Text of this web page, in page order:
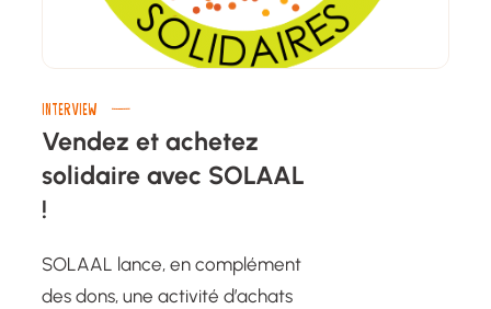
INTERVIEW
Vendez et achetez
solidaire avec SOLAAL
!
SOLAAL lance, en complément
des dons, une activité d’achats